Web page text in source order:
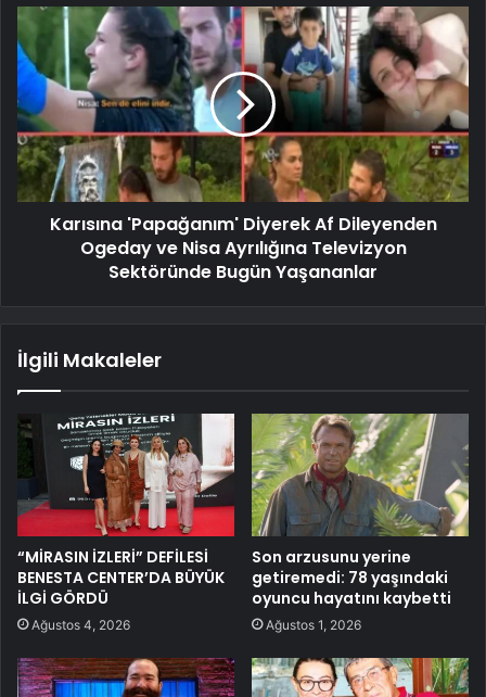
Karısına 'Papağanım' Diyerek Af Dileyenden
Ogeday ve Nisa Ayrılığına Televizyon
Sektöründe Bugün Yaşananlar
İlgili Makaleler
“MİRASIN İZLERİ” DEFİLESİ
BENESTA CENTER’DA BÜYÜK
İLGİ GÖRDÜ
Ağustos 4, 2026
Son arzusunu yerine
getiremedi: 78 yaşındaki
oyuncu hayatını kaybetti
Ağustos 1, 2026